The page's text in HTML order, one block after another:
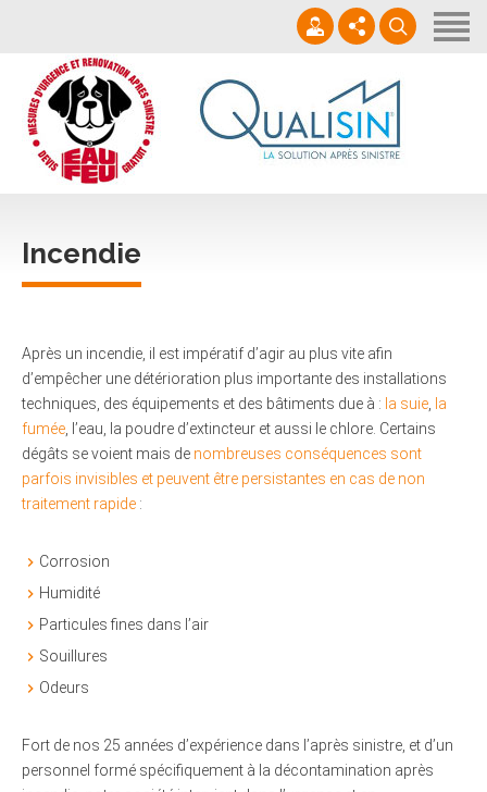
Domaines d’activités
03.27.28.29.12
Incendie
Après un incendie, il est impératif d’agir au plus vite afin
d’empêcher une détérioration plus importante des installations
techniques, des équipements et des bâtiments due à : la suie
la
fumée , l’eau, la poudre d’extincteur et aussi le chlore. Certains
dégâts se voient mais de nombreuses conséquences sont
parfois invisibles et peuvent être persistantes en cas de non
traitement rapide :
Corrosion
Humidité
Particules fines dans l’air
Souillures
Odeurs
Fort de nos 25 années d’expérience dans l’après sinistre, et d’un
personnel formé spécifiquement à la décontamination après